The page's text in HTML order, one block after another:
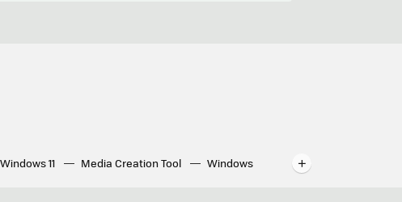
11 Media Creation Tool
Windows